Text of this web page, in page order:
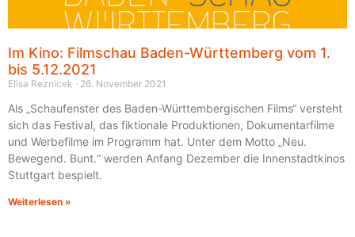
Im Kino: Filmschau Baden-Württemberg vom 1.
bis 5.12.2021
Elisa Reznicek 26. November 2021
Als „Schaufenster des Baden-Württembergischen Films“ versteht
sich das Festival, das fiktionale Produktionen, Dokumentarfilme
und Werbefilme im Programm hat. Unter dem Motto „Neu.
Bewegend. Bunt.“ werden Anfang Dezember die Innenstadtkinos
Stuttgart bespielt.
Weiterlesen »